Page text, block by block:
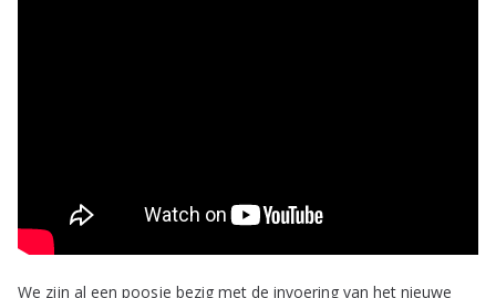
We zijn al een poosje bezig met de invoering van het nieuwe